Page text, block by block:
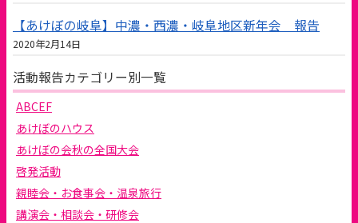
【あけぼの岐阜】中濃・西濃・岐阜地区新年会 報告
2020年2月14日
活動報告カテゴリー別一覧
ABCEF
あけぼのハウス
あけぼの会秋の全国大会
啓発活動
親睦会・お食事会・温泉旅行
講演会・相談会・研修会